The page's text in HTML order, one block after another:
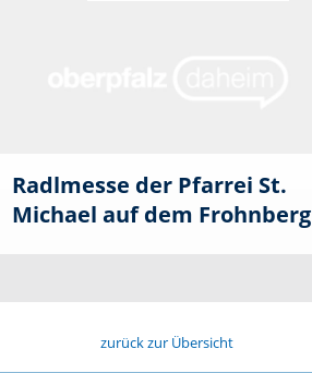
Radlmesse der Pfarrei St.
Michael auf dem Frohnberg
zurück zur Übersicht